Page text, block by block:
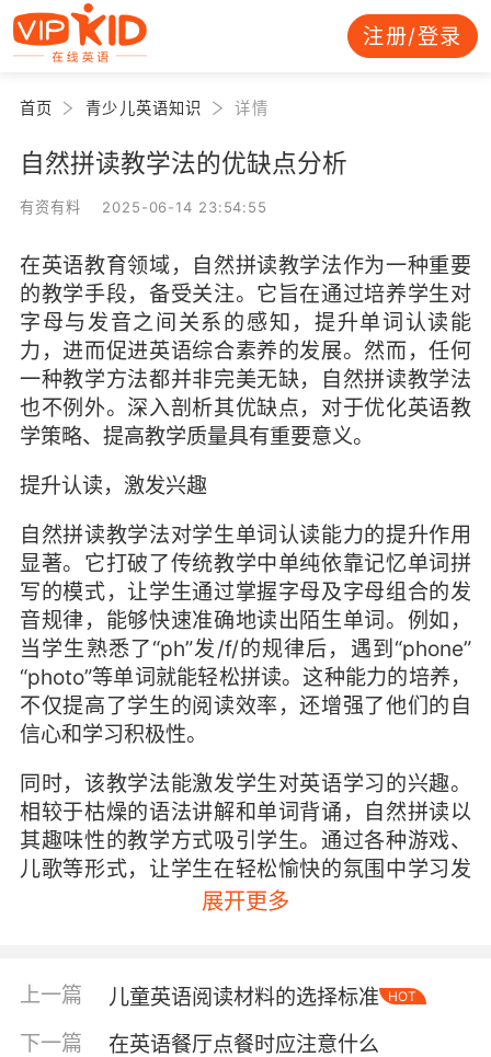
注册/登录
首页 青少儿英语知识 详情
自然拼读教学法的优缺点分析
有资有料 2025-06-14 23:54:55
在英语教育领域，自然拼读教学法作为一种重要
的教学手段，备受关注。它旨在通过培养学生对
字母与发音之间关系的感知，提升单词认读能
力，进而促进英语综合素养的发展。然而，任何
一种教学方法都并非完美无缺，自然拼读教学法
也不例外。深入剖析其优缺点，对于优化英语教
学策略、提高教学质量具有重要意义。
提升认读，激发兴趣
自然拼读教学法对学生单词认读能力的提升作用
显著。它打破了传统教学中单纯依靠记忆单词拼
写的模式，让学生通过掌握字母及字母组合的发
音规律，能够快速准确地读出陌生单词。例如，
当学生熟悉了“ph”发/f/的规律后，遇到“phone”
“photo”等单词就能轻松拼读。这种能力的培养，
不仅提高了学生的阅读效率，还增强了他们的自
信心和学习积极性。
同时，该教学法能激发学生对英语学习的兴趣。
相较于枯燥的语法讲解和单词背诵，自然拼读以
其趣味性的教学方式吸引学生。通过各种游戏、
儿歌等形式，让学生在轻松愉快的氛围中学习发
音规律。比如，利用“拼音小火车”的游戏，让学
情。
契合规律，助力启蒙
展开更多
上一篇 儿童英语阅读材料的选择标准 HOT
下一篇 在英语餐厅点餐时应注意什么